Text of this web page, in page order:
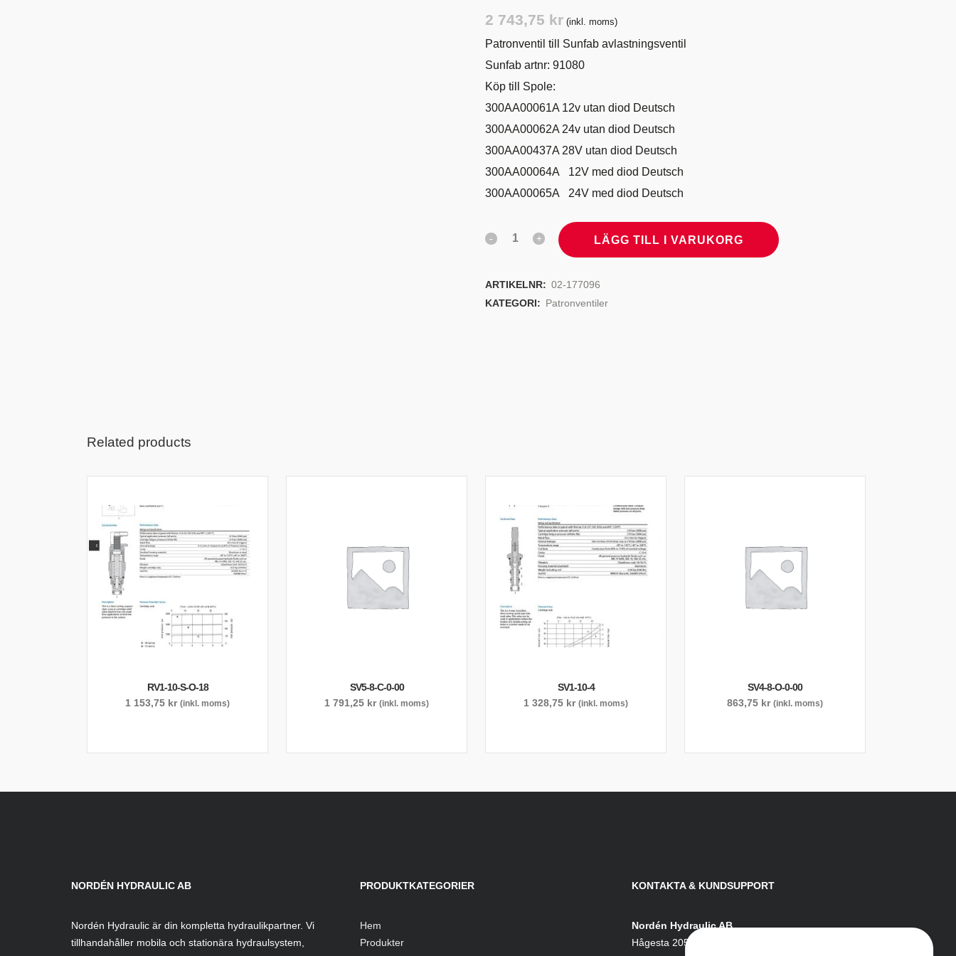
2 743,75 kr (inkl. moms)
Patronventil till Sunfab avlastningsventil
Sunfab artnr: 91080
Köp till Spole:
300AA00061A 12v utan diod Deutsch
300AA00062A 24v utan diod Deutsch
300AA00437A 28V utan diod Deutsch
300AA00064A 12V med diod Deutsch
300AA00065A 24V med diod Deutsch
LÄGG TILL I VARUKORG
ARTIKELNR: 02-177096
KATEGORI: Patronventiler
Related products
RV1-10-S-O-18
1 153,75 kr (inkl. moms)
SV5-8-C-0-00
1 791,25 kr (inkl. moms)
SV1-10-4
1 328,75 kr (inkl. moms)
SV4-8-O-0-00
863,75 kr (inkl. moms)
NORDÉN HYDRAULIC AB
Nordén Hydraulic är din kompletta hydraulikpartner. Vi
tillhandahåller mobila och stationära hydraulsystem,
PRODUKTKATEGORIER
Hem
Produkter
KONTAKTA & KUNDSUPPORT
Nordén Hydraulic AB
Hågesta 205